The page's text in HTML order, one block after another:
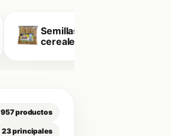
Semillas y
cereales
957 productos
23 principales